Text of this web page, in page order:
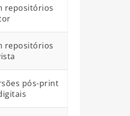
repositórios
repositórios
pós-print